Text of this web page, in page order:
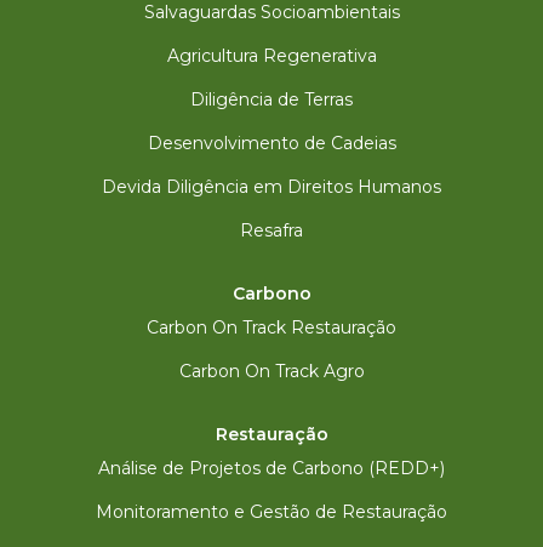
Salvaguardas Socioambientais
Agricultura Regenerativa
Diligência de Terras
Desenvolvimento de Cadeias
Devida Diligência em Direitos Humanos
Resafra
Carbono
Carbon On Track Restauração
Carbon On Track Agro
Restauração
Análise de Projetos de Carbono (REDD+)
Monitoramento e Gestão de Restauração